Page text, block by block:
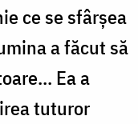
ce se sfârșea
a făcut să
Ea a
tuturor